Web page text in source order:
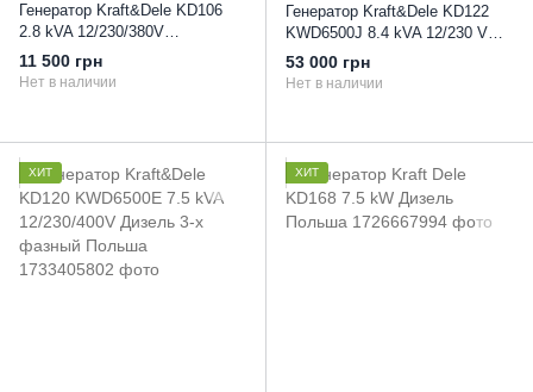
Генератор Kraft&Dele KD106
2.8 kVA 12/230/380V
бензиновый, трехфазный
11 500 грн
Нет в наличии
Генератор Kraft&Dele KD122
KWD6500J 8.4 kVA 12/230 V
Дизель однофазный Польша
53 000 грн
Нет в наличии
ХИТ ХИТ